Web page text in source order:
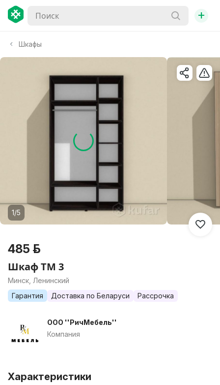
+
Шкафы
1/5
485 р.
Шкаф ТМ 3
Минск, Ленинский
Гарантия
Доставка по Беларуси Рассрочка
ООО ''РичМебель''
Компания
Характеристики